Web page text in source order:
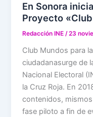
En Sonora
Proyecto
Redacción INE/23
Club Mundos para
ciudadanasurge de
Nacional Electoral
la Cruz Roja. En
contenidos,
fase piloto a fin de